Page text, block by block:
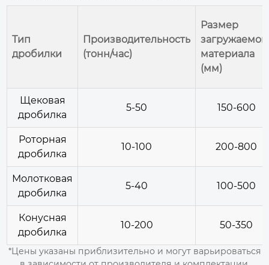
Тип
дробилки
Производительность
(тонн/час)
Размер
материала
(мм)
Щековая
дробилка
5-50 150-600
Роторная
дробилка
10-100 200-800
Молотковая
дробилка
5-40 100-500
Конусная
дробилка
10-200 50-350
*Цены указаны приблизительно и могут варьироваться